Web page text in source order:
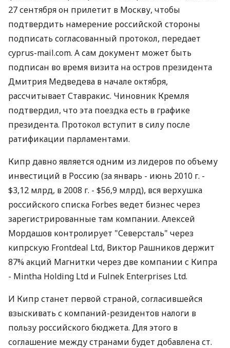
27 сентября он прилетит в Москву, чтобы
подтвердить намерение российской стороны
подписать согласованный протокол, передает
cyprus-mail.com. А сам документ может быть
подписан во время визита на остров президента
Дмитрия Медведева в начале октября,
рассчитывает Ставракис. Чиновник Кремля
подтвердил, что эта поездка есть в графике
президента. Протокол вступит в силу после
ратификации парламентами.
Кипр давно является одним из лидеров по объему
инвестиций в Россию (за январь - июнь 2010 г. -
$3,12 млрд, в 2008 г. - $56,9 млрд), вся верхушка
российского списка Forbes ведет бизнес через
зарегистрированные там компании. Алексей
Мордашов контролирует "Северсталь" через
кипрскую Frontdeal Ltd, Виктор Рашников держит
87% акций Магнитки через две компании с Кипра
- Mintha Holding Ltd и Fulnek Enterprises Ltd.
И Кипр станет первой страной, согласившейся
взыскивать с компаний-резидентов налоги в
пользу российского бюджета. Для этого в
соглашение между странами будет добавлена ст.